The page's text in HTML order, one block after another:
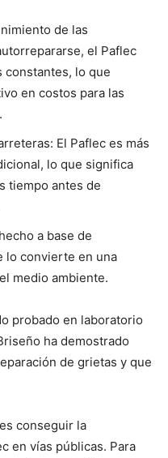
de las
el Paflec
constantes, lo que
en costos para las
El Paflec es más
lo que significa
tiempo antes de
a base de
lo convierte en una
medio ambiente.
probado en laboratorio
ha demostrado
de grietas y que
conseguir la
en vías públicas. Para